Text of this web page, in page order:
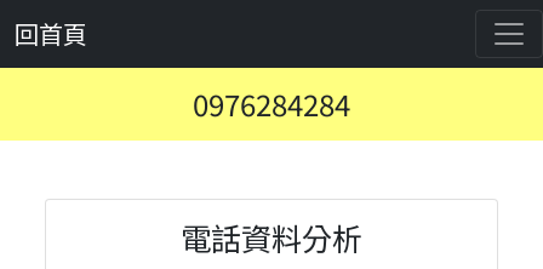
回首頁
0976284284
電話資料分析